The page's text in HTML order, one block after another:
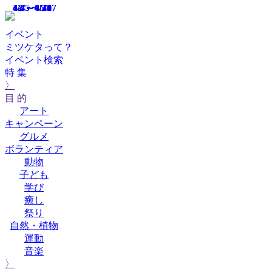
イベント
ミツケタって？
イベント検索
特 集
〉
目 的
アート
キャンペーン
グルメ
ボランティア
動物
子ども
学び
癒し
祭り
自然・植物
運動
音楽
〉
4/4～4/12
4/4～4/30
4/4～4/30
4/2～6/24
12/5～5/17